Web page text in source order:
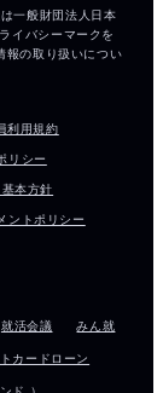
利用規約
リシー
本方針
ントポリシー